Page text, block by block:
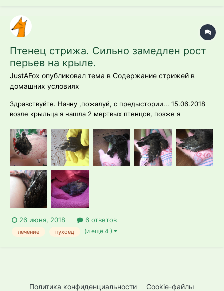
Птенец стрижа. Сильно замедлен рост
перьев на крыле.
JustAFox опубликовал тема в Содержание стрижей в
домашних условиях
Здравствуйте. Начну ,пожалуй, с предыстории... 15.06.2018
возле крыльца я нашла 2 мертвых птенцов, позже я
мертвым братьям, он пролежал здесь не больше суток. Это
оказался 12-дневный стрижонок. Он был весь ещё в
трубочках, на спине виднелся...
26 июня, 2018 6 ответов
лечение пухоед (и ещё 4 )
Политика конфиденциальности Cookie-файлы